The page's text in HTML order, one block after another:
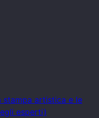
stampa artistica e le
esperti)